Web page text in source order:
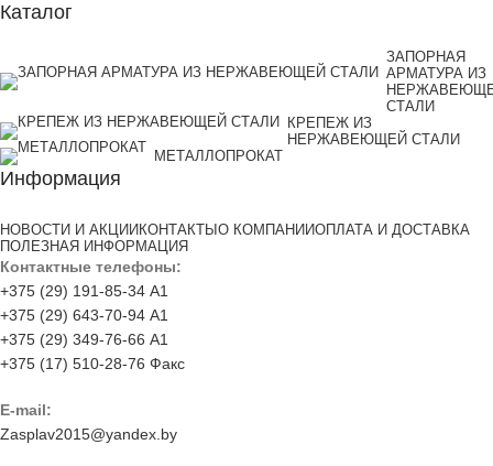
Каталог
ЗАПОРНАЯ
АРМАТУРА ИЗ
СТАЛИ
КРЕПЕЖ ИЗ
НЕРЖАВЕЮЩЕЙ СТАЛИ
МЕТАЛЛОПРОКАТ
Информация
НОВОСТИ И АКЦИИ КОНТАКТЫ О КОМПАНИИОПЛАТА И ДОСТАВКА
ПОЛЕЗНАЯ ИНФОРМАЦИЯ
Контактные телефоны:
+375 (29) 191-85-34 А1
+375 (29) 643-70-94 А1
+375 (29) 349-76-66 А1
+375 (17) 510-28-76 Факс
E-mail:
Zasplav2015@yandex.by